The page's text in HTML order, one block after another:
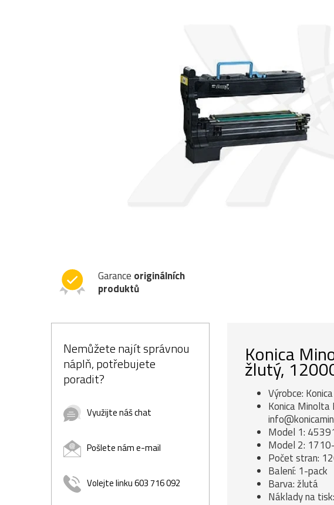
Garance originálních
produktů
Nemůžete najít správnou
náplň, potřebujete
poradit?
Využijte náš chat
Pošlete nám e-mail
Volejte linku 603 716 092
Konica
žlutý,
Výrobce:
Konica Minolta
Model 1:
Model 2:
Počet stran:
Balení: 1-pack
Barva: žlutá
Náklady na